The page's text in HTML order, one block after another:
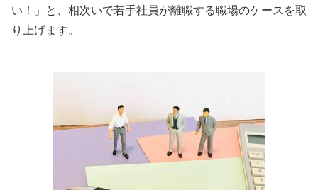
い！」と、相次いで若手社員が離職する職場のケースを取
り上げます。